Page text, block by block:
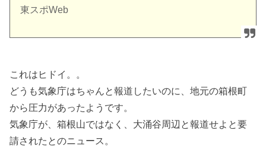
東スポWeb
これはヒドイ。。
どうも気象庁はちゃんと報道したいのに、地元の箱根町
から圧力があったようです。
気象庁が、箱根山ではなく、大涌谷周辺と報道せよと要
請されたとのニュース。